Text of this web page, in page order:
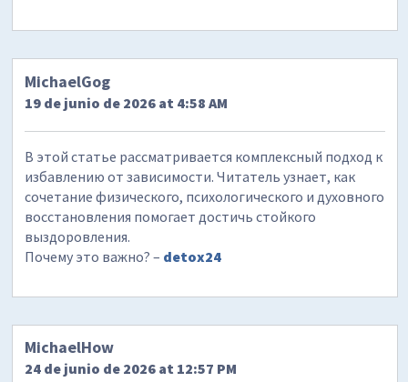
MichaelGog
19 de junio de 2026 at 4:58 AM
В этой статье рассматривается комплексный подход к
избавлению от зависимости. Читатель узнает, как
сочетание физического, психологического и духовного
восстановления помогает достичь стойкого
выздоровления.
Почему это важно? – detox24
MichaelHow
24 de junio de 2026 at 12:57 PM